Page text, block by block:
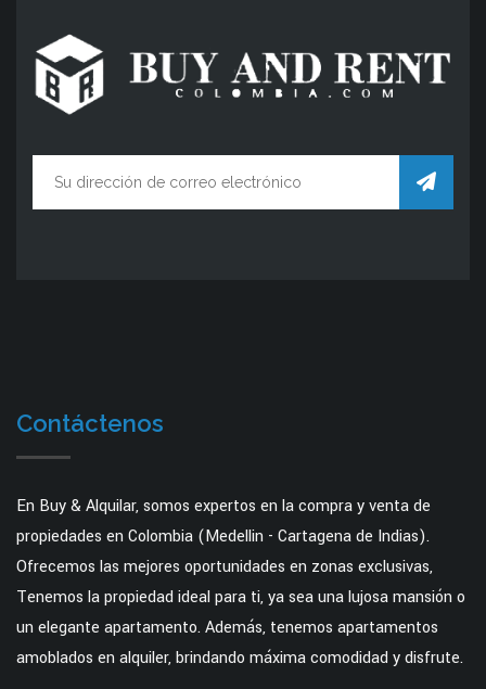
Contáctenos
En Buy & Alquilar, somos expertos en la compra y venta de
propiedades en Colombia (Medellin - Cartagena de Indias).
Ofrecemos las mejores oportunidades en zonas exclusivas,
Tenemos la propiedad ideal para ti, ya sea una lujosa mansión o
un elegante apartamento. Además, tenemos apartamentos
amoblados en alquiler, brindando máxima comodidad y disfrute.